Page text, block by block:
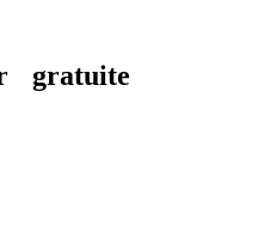
gratuite